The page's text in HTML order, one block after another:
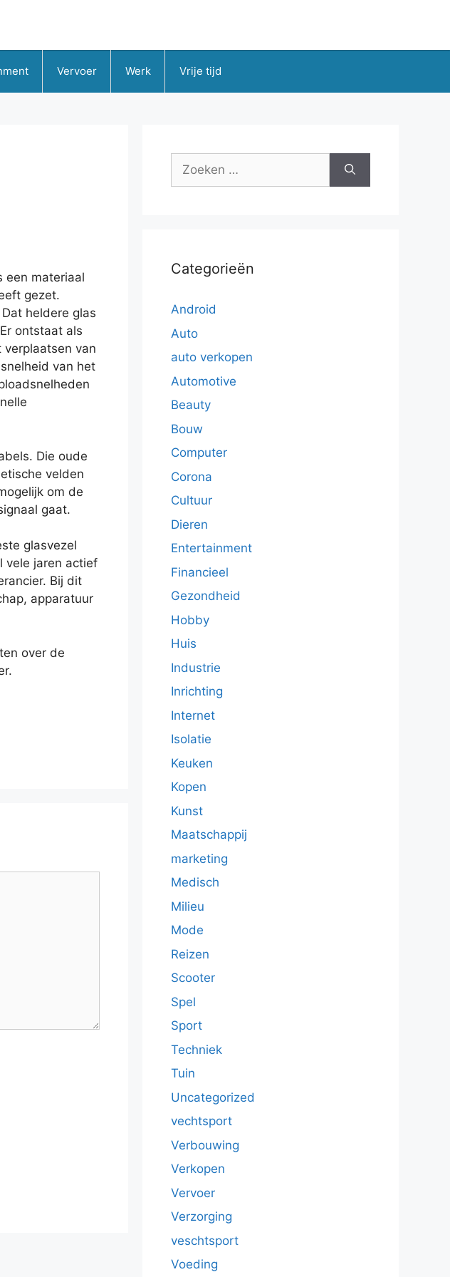
Vervoer Werk Vrije tijd
een materiaal
gezet.
heldere glas
ontstaat als
van
van het
Die oude
velden
om de
gaat.
glasvezel
vele jaren actief
Bij dit
apparatuur
over de
Zoek
Categorieën
Android
Auto
auto verkopen
Automotive
Beauty
Bouw
Computer
Corona
Cultuur
Dieren
Entertainment
Financieel
Gezondheid
Hobby
Huis
Industrie
Inrichting
Internet
Isolatie
Keuken
Kopen
Kunst
Maatschappij
marketing
Medisch
Milieu
Mode
Reizen
Scooter
Spel
Sport
Techniek
Tuin
Uncategorized
vechtsport
Verbouwing
Verkopen
Vervoer
Verzorging
veschtsport
Voeding